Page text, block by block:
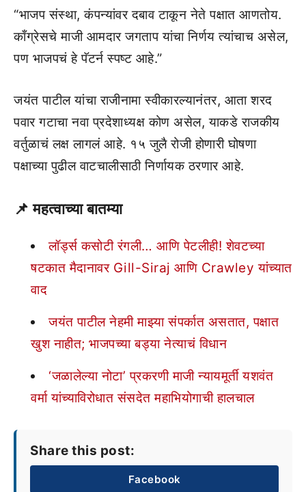
“भाजप संस्था, कंपन्यांवर दबाव टाकून नेते पक्षात आणतोय.
काँग्रेसचे माजी आमदार जगताप यांचा निर्णय त्यांचाच असेल,
पण भाजपचं हे पॅटर्न स्पष्ट आहे.”
जयंत पाटील यांचा राजीनामा स्वीकारल्यानंतर, आता शरद
पवार गटाचा नवा प्रदेशाध्यक्ष कोण असेल, याकडे राजकीय
वर्तुळाचं लक्ष लागलं आहे. १५ जुलै रोजी होणारी घोषणा
पक्षाच्या पुढील वाटचालीसाठी निर्णायक ठरणार आहे.
📌 महत्वाच्या बातम्या
लॉर्ड्स कसोटी रंगली… आणि पेटलीही! शेवटच्या
षटकात मैदानावर Gill-Siraj आणि Crawley यांच्यात
वाद
जयंत पाटील नेहमी माझ्या संपर्कात असतात, पक्षात
खुश नाहीत; भाजपच्या बड्या नेत्याचं विधान
‘जळालेल्या नोटा’ प्रकरणी माजी न्यायमूर्ती यशवंत
वर्मा यांच्याविरोधात संसदेत महाभियोगाची हालचाल
Share this post:
Facebook